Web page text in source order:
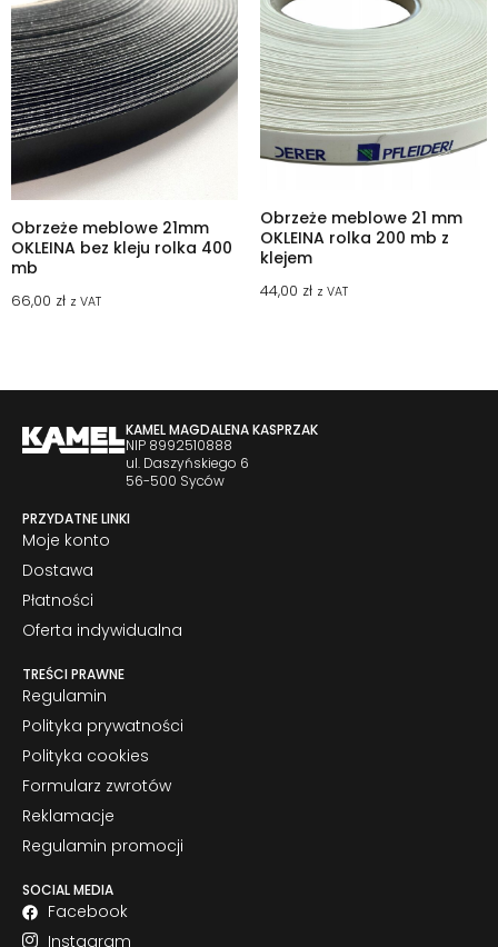
Obrzeże meblowe 21mm
OKLEINA bez kleju rolka 400
mb
66,00 zł z VAT
Obrzeże meblowe 21 mm
OKLEINA rolka 200 mb z
klejem
44,00 zł z VAT
KAMEL MAGDALENA KASPRZAK
NIP 8992510888
ul. Daszyńskiego 6
56-500 Syców
PRZYDATNE LINKI
Moje konto
Dostawa
Płatności
Oferta indywidualna
TREŚCI PRAWNE
Regulamin
Polityka prywatności
Polityka cookies
Formularz zwrotów
Reklamacje
Regulamin promocji
SOCIAL MEDIA
Facebook
Instagram